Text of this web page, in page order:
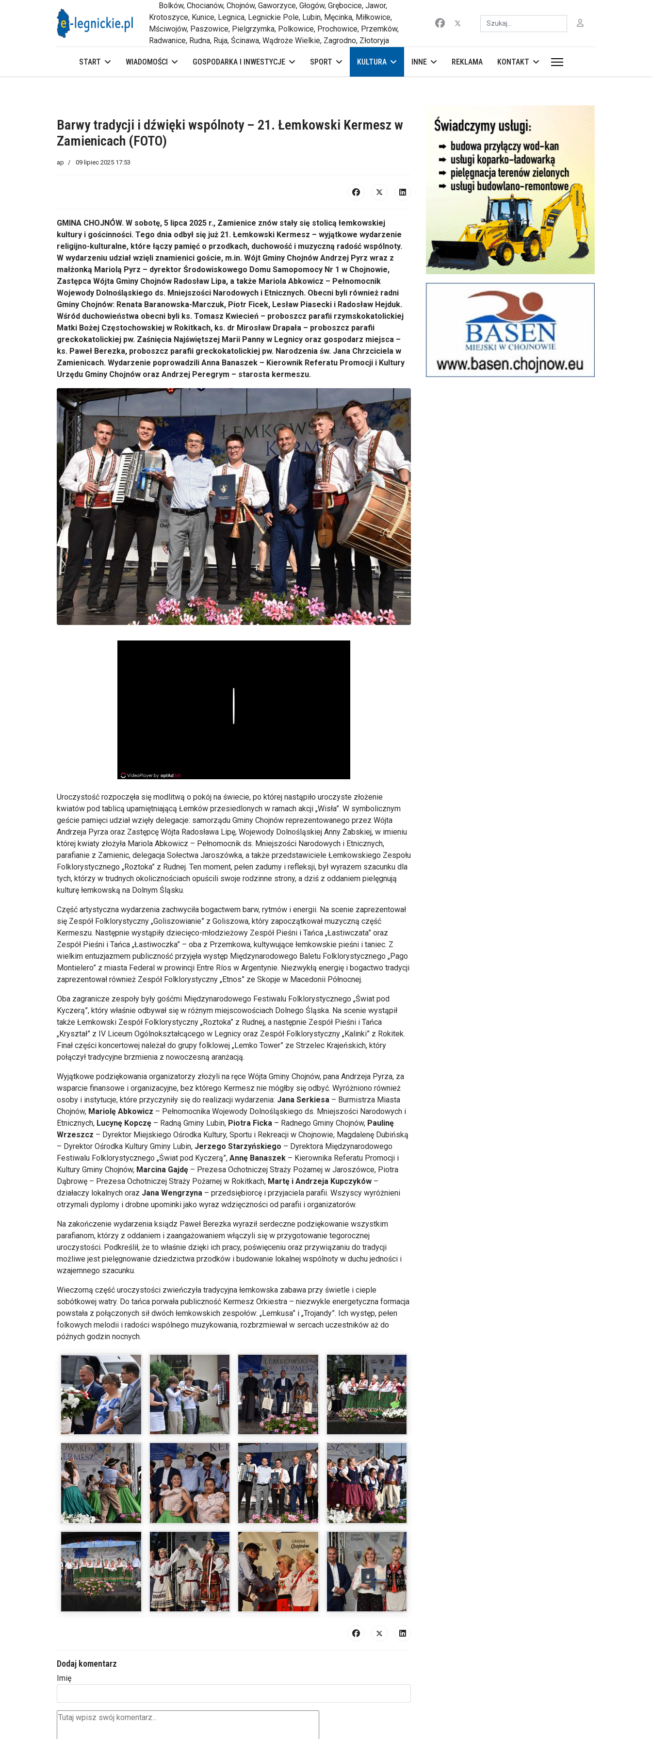
Bolków, Chocianów, Chojnów, Gaworzyce, Głogów, Grębocice, Jawor,
Krotoszyce, Kunice, Legnica, Legnickie Pole, Lubin, Męcinka, Miłkowice,
Mściwojów, Paszowice, Pielgrzymka, Polkowice, Prochowice, Przemków,
Radwanice, Rudna, Ruja, Ścinawa, Wądroże Wielkie, Zagrodno, Złotoryja
Szukaj
START WIADOMOŚCI GOSPODARKA I INWESTYCJE SPORT KULTURA INNE REKLAMA KONTAKT
Barwy tradycji i dźwięki wspólnoty – 21. Łemkowski Kermesz w
Zamienicach (FOTO)
ap 09 lipiec 2025 17:53
GMINA CHOJNÓW. W sobotę, 5 lipca 2025 r., Zamienice znów stały się stolicą łemkowskiej
kultury i gościnności. Tego dnia odbył się już 21. Łemkowski Kermesz – wyjątkowe wydarzenie
religijno-kulturalne, które łączy pamięć o przodkach, duchowość i muzyczną radość wspólnoty.
W wydarzeniu udział wzięli znamienici goście, m.in. Wójt Gminy Chojnów Andrzej Pyrz wraz z
małżonką Mariolą Pyrz – dyrektor Środowiskowego Domu Samopomocy Nr 1 w Chojnowie,
Zastępca Wójta Gminy Chojnów Radosław Lipa, a także Mariola Abkowicz – Pełnomocnik
Wojewody Dolnośląskiego ds. Mniejszości Narodowych i Etnicznych. Obecni byli również radni
Gminy Chojnów: Renata Baranowska-Marczuk, Piotr Ficek, Lesław Piasecki i Radosław Hejduk.
Wśród duchowieństwa obecni byli ks. Tomasz Kwiecień – proboszcz parafii rzymskokatolickiej
Matki Bożej Częstochowskiej w Rokitkach, ks. dr Mirosław Drapała – proboszcz parafii
greckokatolickiej pw. Zaśnięcia Najświętszej Marii Panny w Legnicy oraz gospodarz miejsca –
ks. Paweł Berezka, proboszcz parafii greckokatolickiej pw. Narodzenia św. Jana Chrzciciela w
Zamienicach. Wydarzenie poprowadzili Anna Banaszek – Kierownik Referatu Promocji i Kultury
Urzędu Gminy Chojnów oraz Andrzej Peregrym – starosta kermeszu.
Uroczystość rozpoczęła się modlitwą o pokój na świecie, po której nastąpiło uroczyste złożenie
kwiatów pod tablicą upamiętniającą Łemków przesiedlonych w ramach akcji „Wisła”. W symbolicznym
geście pamięci udział wzięły delegacje: samorządu Gminy Chojnów reprezentowanego przez Wójta
Andrzeja Pyrza oraz Zastępcę Wójta Radosława Lipę, Wojewody Dolnośląskiej Anny Żabskiej, w imieniu
której kwiaty złożyła Mariola Abkowicz – Pełnomocnik ds. Mniejszości Narodowych i Etnicznych,
parafianie z Zamienic, delegacja Sołectwa Jaroszówka, a także przedstawiciele Łemkowskiego Zespołu
Folklorystycznego „Roztoka” z Rudnej. Ten moment, pełen zadumy i refleksji, był wyrazem szacunku dla
tych, którzy w trudnych okolicznościach opuścili swoje rodzinne strony, a dziś z oddaniem pielęgnują
kulturę łemkowską na Dolnym Śląsku.
Część artystyczna wydarzenia zachwyciła bogactwem barw, rytmów i energii. Na scenie zaprezentował
się Zespół Folklorystyczny „Goliszowianie” z Goliszowa, który zapoczątkował muzyczną część
Kermeszu. Następnie wystąpiły dziecięco-młodzieżowy Zespół Pieśni i Tańca „Łastiwczata” oraz
Zespół Pieśni i Tańca „Łastiwoczka” – oba z Przemkowa, kultywujące łemkowskie pieśni i taniec. Z
wielkim entuzjazmem publiczność przyjęła występ Międzynarodowego Baletu Folklorystycznego „Pago
Montielero” z miasta Federal w prowincji Entre Ríos w Argentynie. Niezwykłą energię i bogactwo tradycji
zaprezentował również Zespół Folklorystyczny „Etnos” ze Skopje w Macedonii Północnej.
Oba zagranicze zespoły były gośćmi Międzynarodowego Festiwalu Folklorystycznego „Świat pod
Kyczerą”, który właśnie odbywał się w różnym miejscowościach Dolnego Śląska. Na scenie wystąpił
także Łemkowski Zespół Folklorystyczny „Roztoka” z Rudnej, a następnie Zespół Pieśni i Tańca
„Kryształ” z IV Liceum Ogólnokształcącego w Legnicy oraz Zespół Folklorystyczny „Kalinki” z Rokitek.
Finał części koncertowej należał do grupy folklowej „Lemko Tower” ze Strzelec Krajeńskich, który
połączył tradycyjne brzmienia z nowoczesną aranżacją.
Wyjątkowe podziękowania organizatorzy złożyli na ręce Wójta Gminy Chojnów, pana Andrzeja Pyrza, za
wsparcie finansowe i organizacyjne, bez którego Kermesz nie mógłby się odbyć. Wyróżniono również
osoby i instytucje, które przyczyniły się do realizacji wydarzenia: Jana Serkiesa – Burmistrza Miasta
Chojnów, Mariolę Abkowicz – Pełnomocnika Wojewody Dolnośląskiego ds. Mniejszości Narodowych i
Etnicznych, Lucynę Kopczę – Radną Gminy Lubin, Piotra Ficka – Radnego Gminy Chojnów, Paulinę
Wrzeszcz – Dyrektor Miejskiego Ośrodka Kultury, Sportu i Rekreacji w Chojnowie, Magdalenę Dubińską
– Dyrektor Ośrodka Kultury Gminy Lubin, Jerzego Starzyńskiego – Dyrektora Międzynarodowego
Festiwalu Folklorystycznego „Świat pod Kyczerą”, Annę Banaszek – Kierownika Referatu Promocji i
Kultury Gminy Chojnów, Marcina Gajdę – Prezesa Ochotniczej Straży Pożarnej w Jaroszówce, Piotra
Dąbrowę – Prezesa Ochotniczej Straży Pożarnej w Rokitkach, Martę i Andrzeja Kupczyków –
działaczy lokalnych oraz Jana Wengrzyna – przedsiębiorcę i przyjaciela parafii. Wszyscy wyróżnieni
otrzymali dyplomy i drobne upominki jako wyraz wdzięczności od parafii i organizatorów.
Na zakończenie wydarzenia ksiądz Paweł Berezka wyraził serdeczne podziękowanie wszystkim
parafianom, którzy z oddaniem i zaangażowaniem włączyli się w przygotowanie tegorocznej
uroczystości. Podkreślił, że to właśnie dzięki ich pracy, poświęceniu oraz przywiązaniu do tradycji
możliwe jest pielęgnowanie dziedzictwa przodków i budowanie lokalnej wspólnoty w duchu jedności i
wzajemnego szacunku.
Wieczorną część uroczystości zwieńczyła tradycyjna łemkowska zabawa przy świetle i cieple
sobótkowej watry. Do tańca porwała publiczność Kermesz Orkiestra – niezwykle energetyczna formacja
powstała z połączonych sił dwóch łemkowskich zespołów: „Lemkusa” i „Trojandy”. Ich występ, pełen
folkowych melodii i radości wspólnego muzykowania, rozbrzmiewał w sercach uczestników aż do
późnych godzin nocnych.
Dodaj komentarz
Imię